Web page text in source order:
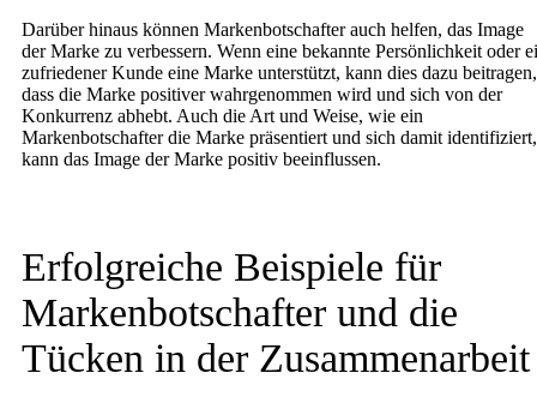
Darüber hinaus können Markenbotschafter auch helfen, das Image
der Marke zu verbessern. Wenn eine bekannte Persönlichkeit oder
zufriedener Kunde eine Marke unterstützt, kann dies dazu beitragen,
dass die Marke positiver wahrgenommen wird und sich von der
Konkurrenz abhebt. Auch die Art und Weise, wie ein
Markenbotschafter die Marke präsentiert und sich damit identifiziert,
kann das Image der Marke positiv beeinflussen.
Erfolgreiche Beispiele für
Markenbotschafter und die
Tücken in der Zusammenarbeit